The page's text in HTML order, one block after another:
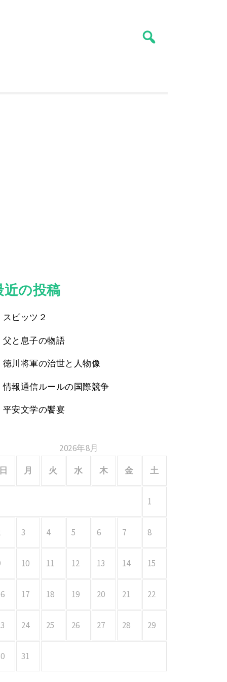
近の投稿
スピッツ２
父と息子の物語
徳川将軍の治世と人物像
情報通信ルールの国際競争
平安文学の饗宴
2026年8月
月 火 水 木 金 土
1
3 4 5 6 7 8
10 11 12 13 14 15
17 18 19 20 21 22
24 25 26 27 28 29
31